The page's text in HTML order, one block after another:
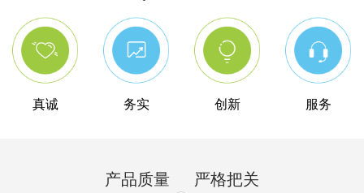
真诚 务实 创新 服务
产品质量 严格把关